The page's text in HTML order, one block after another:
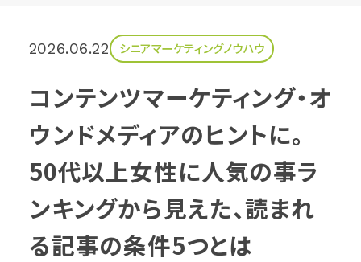
2026.06.22 シニアマーケティングノウハウ
コンテンツマーケティング・オ
ウンドメディアのヒントに。
50代以上女性に人気の事ラ
ンキングから見えた、読まれ
る記事の条件5つとは